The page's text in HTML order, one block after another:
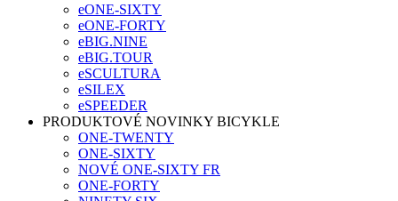
eONE-SIXTY
eONE-FORTY
eBIG.NINE
eBIG.TOUR
eSCULTURA
eSILEX
eSPEEDER
PRODUKTOVÉ NOVINKY BICYKLE
ONE-TWENTY
ONE-SIXTY
NOVÉ ONE-SIXTY FR
ONE-FORTY